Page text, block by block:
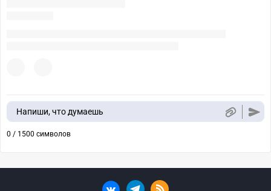
Напиши, что думаешь
0 / 1500 символов